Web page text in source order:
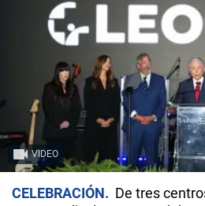
VIDEO
CELEBRACIÓN
De tres